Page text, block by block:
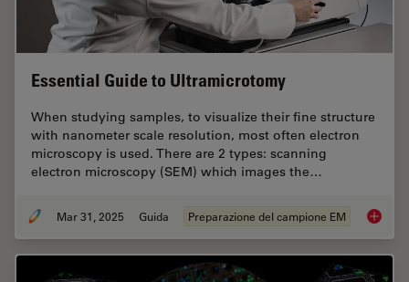
Essential Guide to Ultramicrotomy
When studying samples, to visualize their fine structure
with nanometer scale resolution, most often electron
microscopy is used. There are 2 types: scanning
electron microscopy (SEM) which images the…
Mar 31, 2025 Guida Preparazione del campione EM